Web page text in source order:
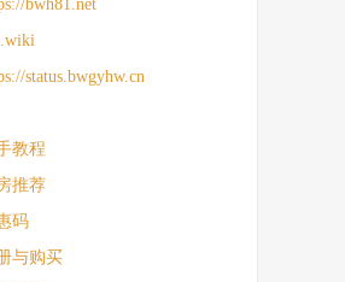
bwh81.net
status.bwgyhw.cn
教程
推荐
码
与购买